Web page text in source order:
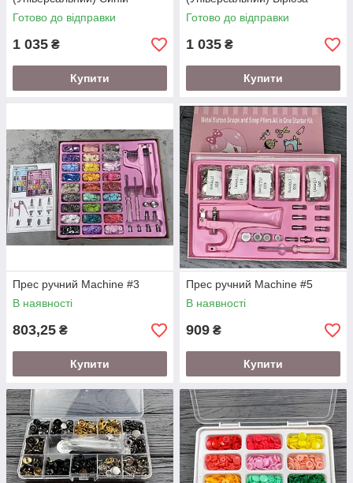
Готово до відправки
1 035 ₴
Купити
Готово до відправки
1 035 ₴
Купити
Прес ручний Machine #3
В наявності
803,25 ₴
Купити
Прес ручний Machine #5
В наявності
909 ₴
Купити